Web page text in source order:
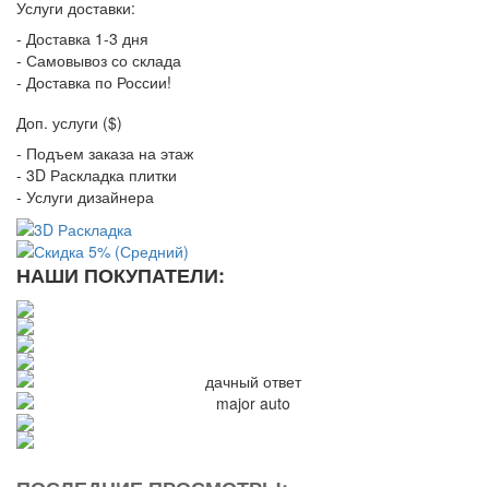
Услуги доставки:
- Доставка 1-3 дня
- Самовывоз со склада
- Доставка по России!
Доп. услуги ($)
- Подъем заказа на этаж
- 3D Раскладка плитки
- Услуги дизайнера
НАШИ ПОКУПАТЕЛИ: